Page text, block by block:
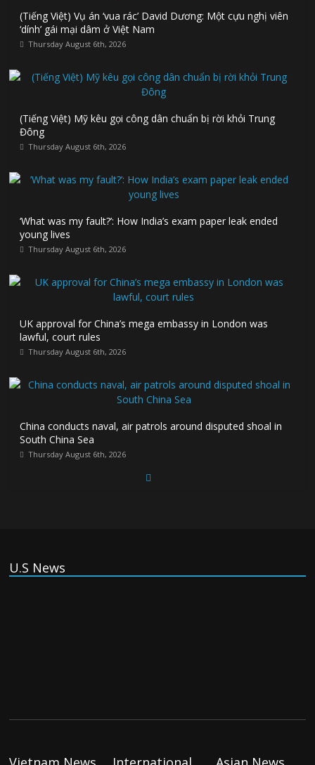
(Tiếng Việt) Vụ án ‘vua rác’ David Dương: Một cựu nghị viên
‘dính’ gái mại dâm ở Việt Nam
Thursday August 6th, 2026
(Tiếng Việt) Mỹ kêu gọi công dân chuẩn bị rời khỏi Trung
Đông
Thursday August 6th, 2026
‘What was my fault?’: How India’s exam paper leak ended
young lives
Thursday August 6th, 2026
UK approval for China’s mega embassy in London was
lawful, court rules
Thursday August 6th, 2026
China conducts naval, air patrols around disputed shoal in
South China Sea
Thursday August 6th, 2026
aggressors’ that could overwhelm US, book warns
U.S News